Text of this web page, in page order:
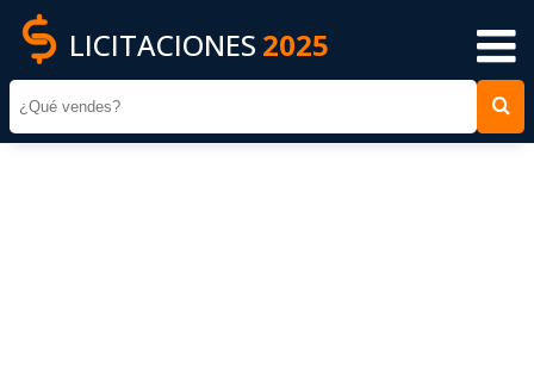
LICITACIONES 2025